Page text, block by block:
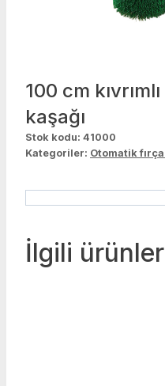
100 cm
kaşağı
Stok kodu: 41000
Kategoriler: Otomatik
İlgili ürünler